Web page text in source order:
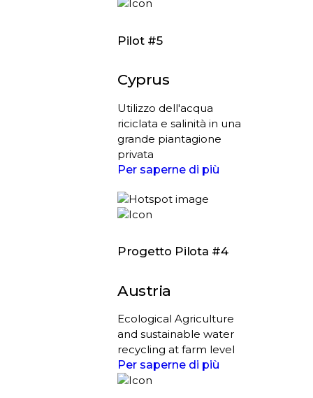
Pilot #5
Cyprus
Utilizzo dell'acqua
riciclata e salinità in una
grande piantagione
privata
Per saperne di più
Progetto Pilota #4
Austria
Ecological Agriculture
and sustainable water
recycling at farm level
Per saperne di più